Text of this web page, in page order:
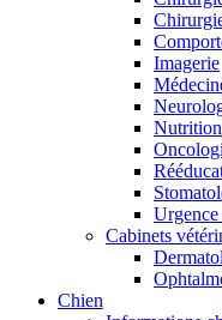
Imagerie
Nutrition
Urgence
Cabinets
Chien